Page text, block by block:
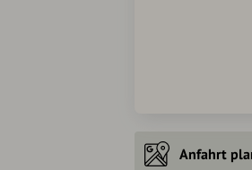
Anfahrt